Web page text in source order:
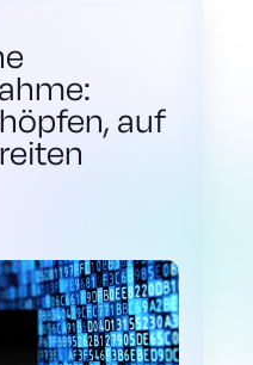
auf